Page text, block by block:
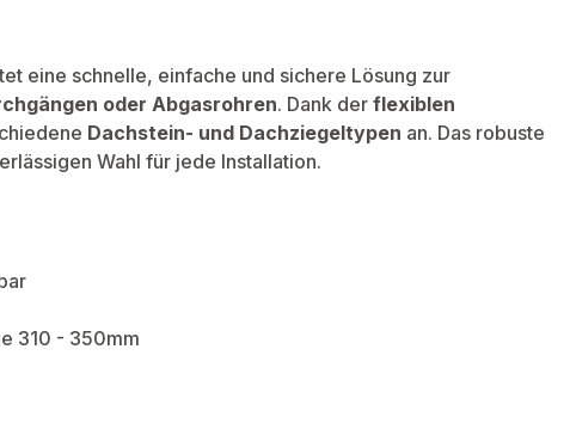
eine schnelle, einfache und sichere Lösung zur
oder Abgasrohren. Dank der flexiblen
Dachstein- und Dachziegeltypen an. Das robuste
Wahl für jede Installation.
310 - 350mm